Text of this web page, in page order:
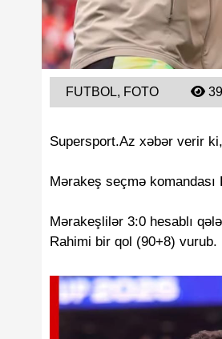
FUTBOL, FOTO
Supersport.Az xəbər verir
Mərakeş seçmə komandası
Mərakeşlilər 3:0 hesablı
Rahimi bir qol (90+8) vurub.